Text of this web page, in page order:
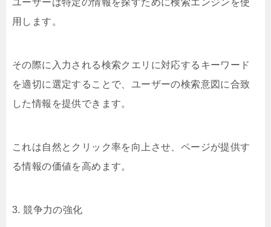
ユーザーは特定の情報を探すために検索エンジンを使
用します。
その際に入力される検索クエリに対応するキーワード
を適切に選定することで、ユーザーの検索意図に合致
した情報を提供できます。
これは自然とクリック率を向上させ、ページが提供す
る情報の価値を高めます。
3. 競争力の強化